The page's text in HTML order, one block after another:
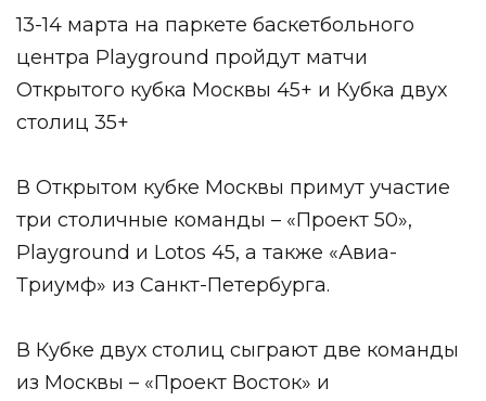
13-14 марта на паркете баскетбольного
центра Playground пройдут матчи
Открытого кубка Москвы 45+ и Кубка двух
столиц 35+
В Открытом кубке Москвы примут участие
три столичные команды – «Проект 50»,
Playground и Lotos 45, а также «Авиа-
Триумф» из Санкт-Петербурга.
В Кубке двух столиц сыграют две команды
из Москвы – «Проект Восток» и